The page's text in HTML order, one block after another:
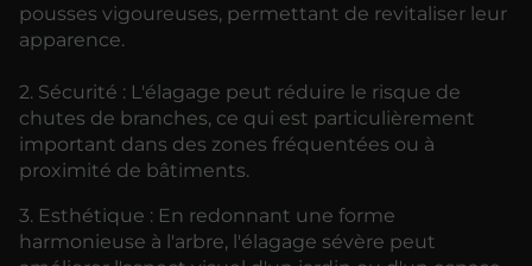
pousses vigoureuses, permettant de revitaliser leur
apparence.
2. Sécurité : L'élagage peut réduire le risque de
chutes de branches, ce qui est particulièrement
important dans des zones fréquentées ou à
proximité de bâtiments.
3. Esthétique : En redonnant une forme
harmonieuse à l'arbre, l'élagage sévère peut